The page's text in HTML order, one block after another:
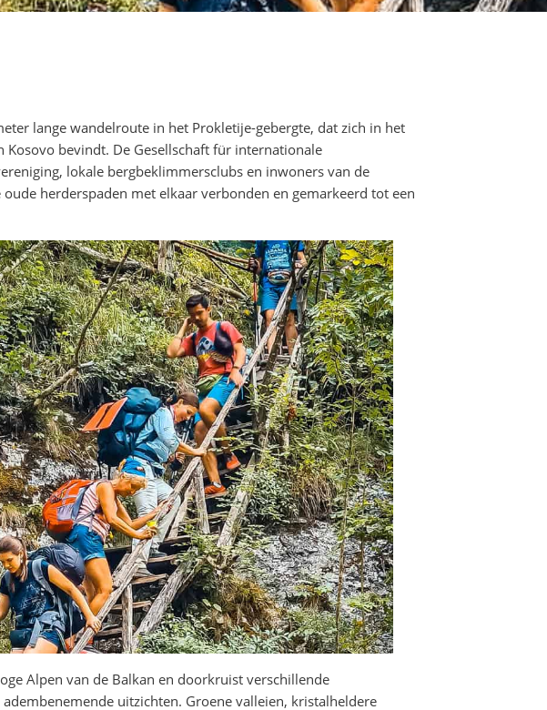
lange wandelroute in het Prokletije-gebergte, dat zich in het
Kosovo bevindt. De Gesellschaft für internationale
lokale bergbeklimmersclubs en inwoners van de
herderspaden met elkaar verbonden en gemarkeerd tot een
Alpen van de Balkan en doorkruist verschillende
uitzichten. Groene valleien, kristalheldere